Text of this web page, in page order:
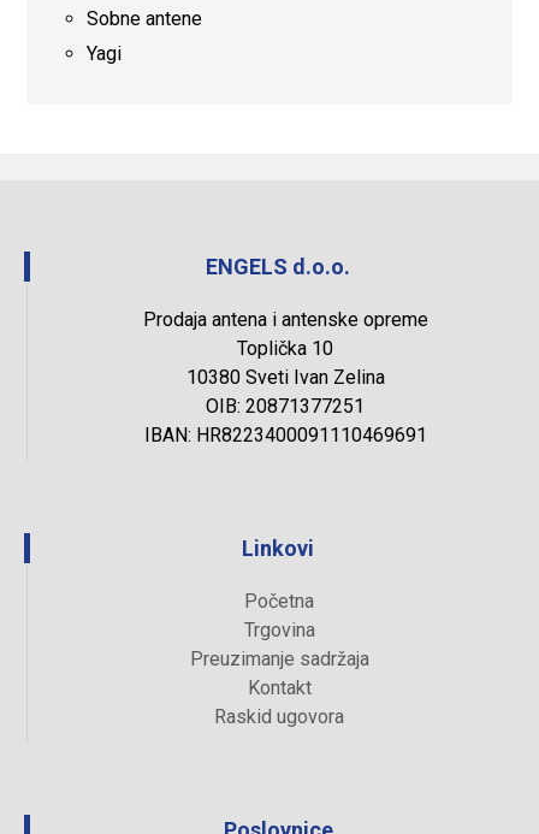
Sobne antene
Yagi
ENGELS d.o.o.
Prodaja antena i antenske opreme
Toplička 10
10380 Sveti Ivan Zelina
OIB: 20871377251
IBAN: HR8223400091110469691
Linkovi
Početna
Trgovina
Preuzimanje sadržaja
Kontakt
Raskid ugovora